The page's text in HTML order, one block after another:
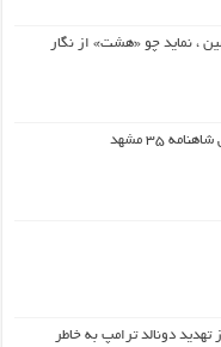
، نماید چو «هشت» از نگار
۳۵ مشهد
دونالد ترامپ به خاطر